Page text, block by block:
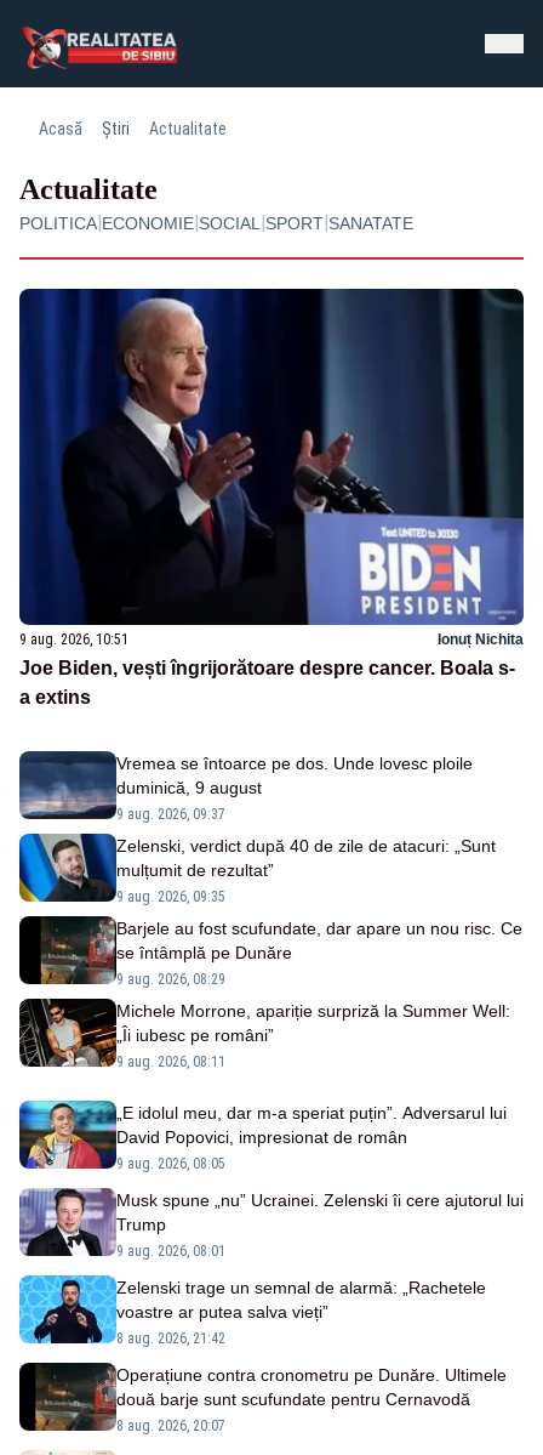
Acasă Știri Actualitate
Actualitate
POLITICA|ECONOMIE|SOCIAL |SPORT|SANATATE
9 aug. 2026, 10:51 Ionuț Nichita
Joe Biden, vești îngrijorătoare despre cancer. Boala s-
a extins
Vremea se întoarce pe dos. Unde lovesc ploile
duminică, 9 august
9 aug. 2026, 09:37
Zelenski, verdict după 40 de zile de atacuri: „Sunt
mulțumit de rezultat”
9 aug. 2026, 09:35
Barjele au fost scufundate, dar apare un nou risc. Ce
se întâmplă pe Dunăre
9 aug. 2026, 08:29
Michele Morrone, apariție surpriză la Summer Well:
„Îi iubesc pe români”
9 aug. 2026, 08:11
„E idolul meu, dar m-a speriat puțin”. Adversarul lui
David Popovici, impresionat de român
9 aug. 2026, 08:05
Musk spune „nu” Ucrainei. Zelenski îi cere ajutorul lui
Trump
9 aug. 2026, 08:01
Zelenski trage un semnal de alarmă: „Rachetele
voastre ar putea salva vieți”
8 aug. 2026, 21:42
Operațiune contra cronometru pe Dunăre. Ultimele
două barje sunt scufundate pentru Cernavodă
8 aug. 2026, 20:07